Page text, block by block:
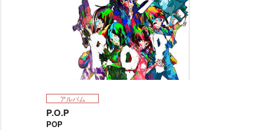
アルバム
P.O.P
POP